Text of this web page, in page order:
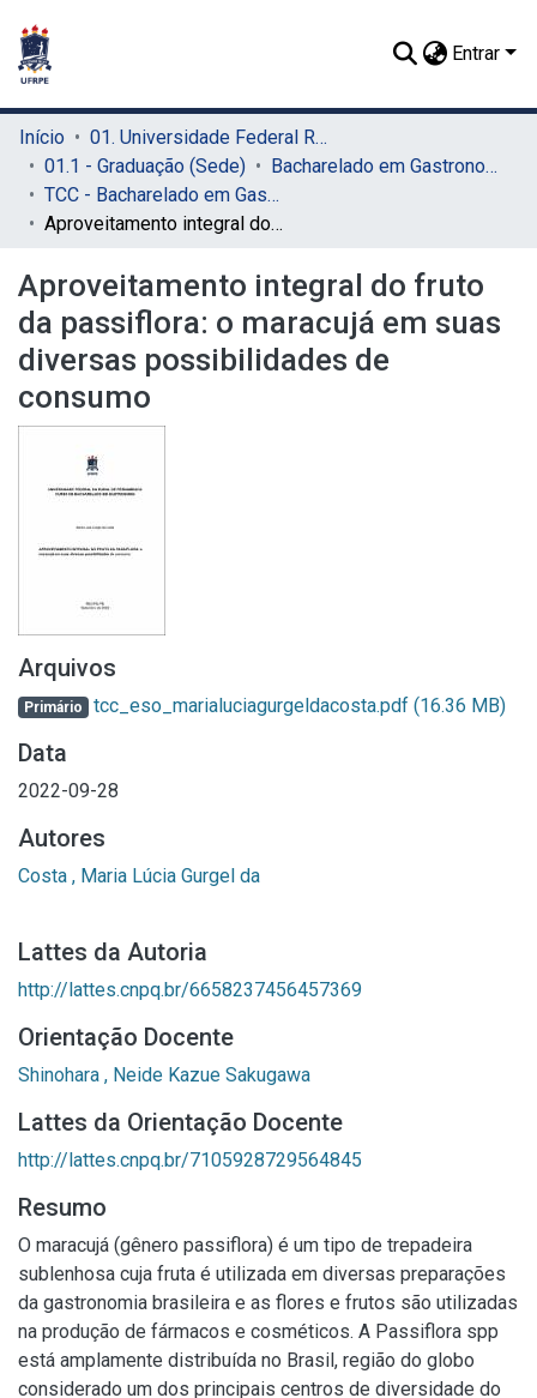
Entrar
Início
01. Universidade Federal Rural de Pernambuco - UFRPE (Sede)
01.1 - Graduação (Sede)
Bacharelado em Gastronomia (Sede)
TCC - Bacharelado em Gastronomia (Sede)
Aproveitamento integral do fruto da passiflora: o maracujá em suas diversas possibilidades de consumo
Aproveitamento integral do fruto
da passiflora: o maracujá em suas
diversas possibilidades de
consumo
Arquivos
Primário tcc_eso_marialuciagurgeldacosta.pdf (16.36 MB)
Data
2022-09-28
Autores
Costa , Maria Lúcia Gurgel da
Lattes da Autoria
http://lattes.cnpq.br/6658237456457369
Orientação Docente
Shinohara , Neide Kazue Sakugawa
Lattes da Orientação Docente
http://lattes.cnpq.br/7105928729564845
Resumo
O maracujá (gênero passiflora) é um tipo de trepadeira
sublenhosa cuja fruta é utilizada em diversas preparações
da gastronomia brasileira e as flores e frutos são utilizadas
na produção de fármacos e cosméticos. A Passiflora spp
está amplamente distribuída no Brasil, região do globo
considerado um dos principais centros de diversidade do